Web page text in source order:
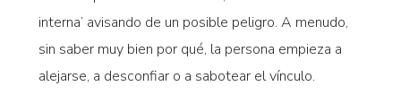
interna’ avisando de un posible peligro. A menudo,
sin saber muy bien por qué, la persona empieza a
alejarse, a desconfiar o a sabotear el vínculo.